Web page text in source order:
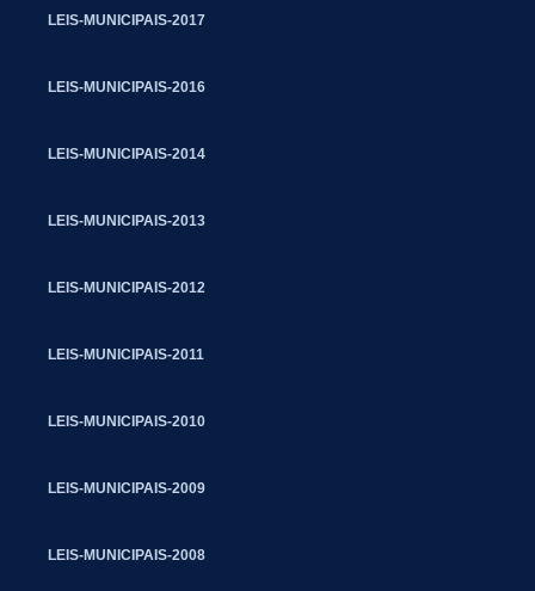
LEIS-MUNICIPAIS-2017
LEIS-MUNICIPAIS-2016
LEIS-MUNICIPAIS-2014
LEIS-MUNICIPAIS-2013
LEIS-MUNICIPAIS-2012
LEIS-MUNICIPAIS-2011
LEIS-MUNICIPAIS-2010
LEIS-MUNICIPAIS-2009
LEIS-MUNICIPAIS-2008